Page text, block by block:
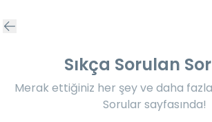
Sıkça Sorulan
Merak ettiğiniz her şey ve daha
Sorular sayfasında!